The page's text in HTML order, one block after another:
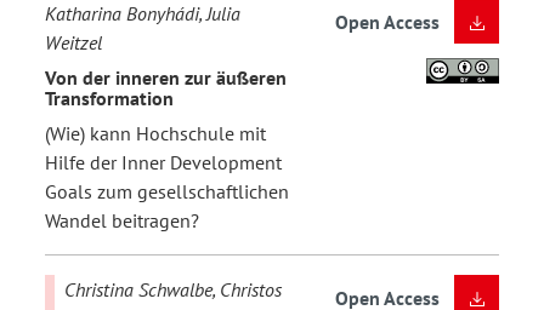
Katharina Bonyhádi, Julia
Weitzel
Von der inneren zur äußeren
Transformation
(Wie) kann Hochschule mit
Hilfe der Inner Development
Goals zum gesellschaftlichen
Wandel beitragen?
Open Access
Christina Schwalbe, Christos
Open Access